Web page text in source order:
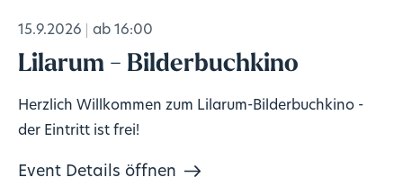
15.9.2026 ab 16:00
Lilarum - Bilderbuchkino
Herzlich Willkommen zum Lilarum-Bilderbuchkino -
der Eintritt ist frei!
Event Details öffnen